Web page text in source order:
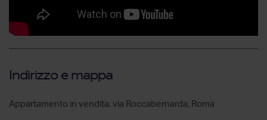
Indirizzo e mappa
Appartamento in vendita, via Roccabernarda, Roma